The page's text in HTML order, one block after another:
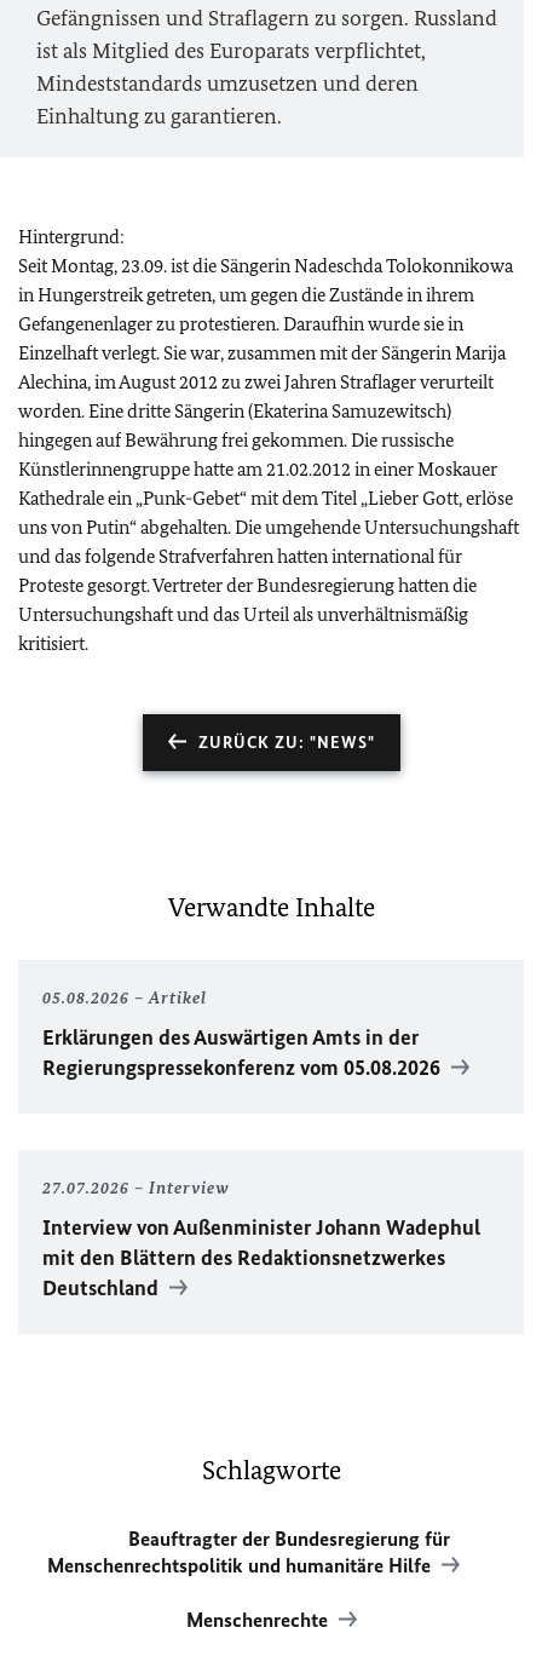
Gefängnissen und Straflagern zu sorgen. Russland
ist als Mitglied des Europarats verpflichtet,
Mindeststandards umzusetzen und deren
Einhaltung zu garantieren.
Hintergrund:
Seit Montag, 23.09. ist die Sängerin Nadeschda Tolokonnikowa
in Hungerstreik getreten, um gegen die Zustände in ihrem
Gefangenenlager zu protestieren. Daraufhin wurde sie in
Einzelhaft verlegt. Sie war, zusammen mit der Sängerin Marija
Alechina, im August 2012 zu zwei Jahren Straflager verurteilt
worden. Eine dritte Sängerin (Ekaterina Samuzewitsch)
hingegen auf Bewährung frei gekommen. Die russische
Künstlerinnengruppe hatte am 21.02.2012 in einer Moskauer
Kathedrale ein „Punk-Gebet“ mit dem Titel „Lieber Gott, erlöse
uns von Putin“ abgehalten. Die umgehende Untersuchungshaft
und das folgende Strafverfahren hatten international für
Proteste gesorgt. Vertreter der Bundesregierung hatten die
Untersuchungshaft und das Urteil als unverhältnismäßig
kritisiert.
ZURÜCK ZU: "NEWS"
Verwandte Inhalte
05.08.2026 Artikel
Erklärungen des Auswärtigen Amts in der
Regierungspressekonferenz vom 05.08.2026
27.07.2026 Interview
Interview von Außenminister Johann Wadephul
mit den Blättern des Redaktionsnetzwerkes
Deutschland
Schlagworte
Beauftragter der Bundesregierung für
Menschenrechtspolitik und humanitäre Hilfe
Menschenrechte